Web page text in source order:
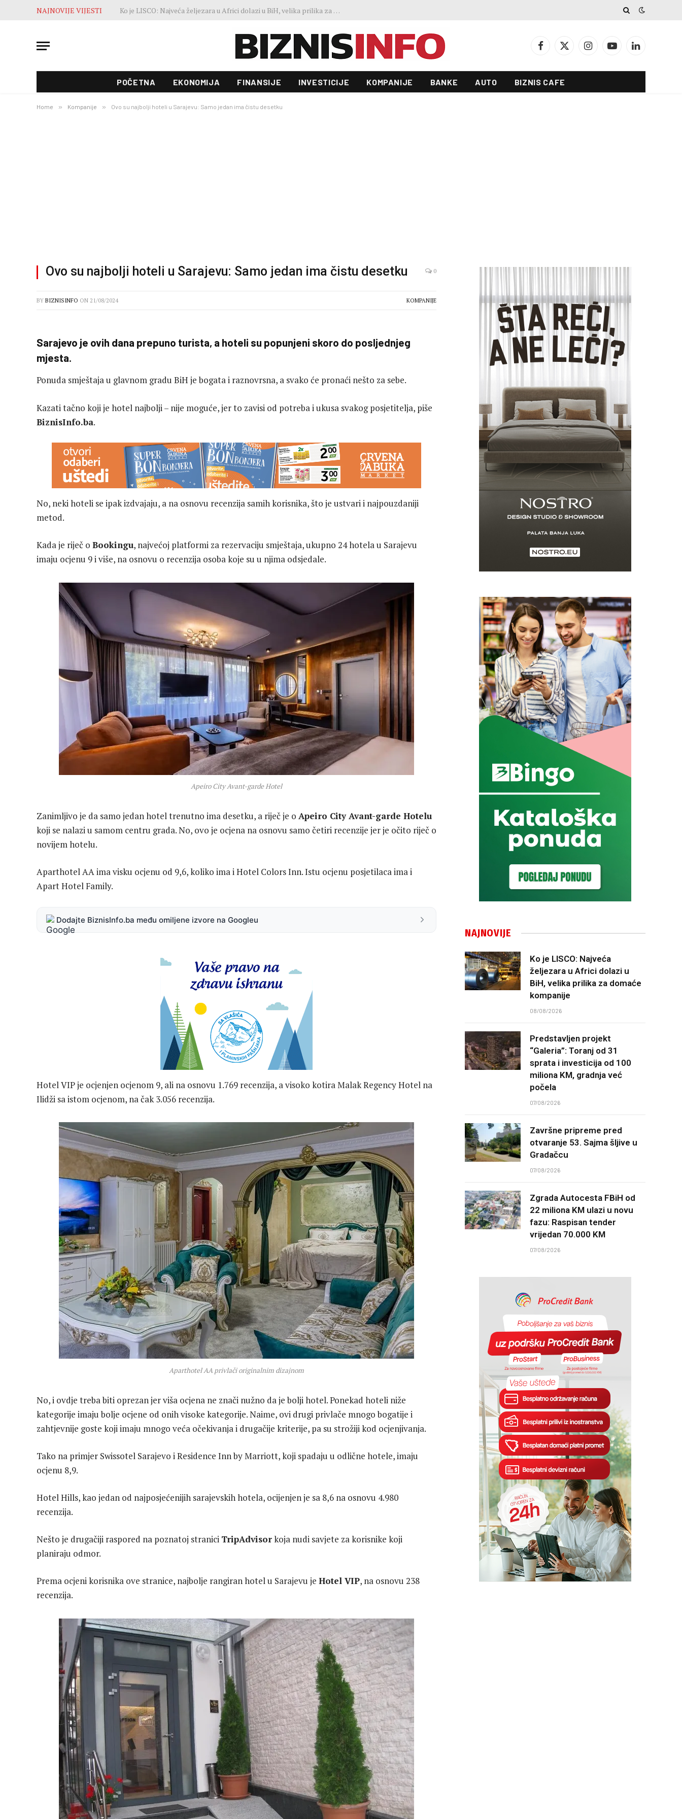
NAJNOVIJE VIJESTI Predstavljen projekt “Galeria”: Toranj od 31 sprata i investicija od 100 miliona KM, gradnja već počela
Facebook
X
InstagramYouTubeLinkedIn
POČETNA EKONOMIJA FINANSIJE INVESTICIJE KOMPANIJE BANKE AUTO BIZNIS CAFE
Home » Kompanije » Ovo su najbolji hoteli u Sarajevu: Samo jedan ima čistu desetku
Ovo su najbolji hoteli u Sarajevu: Samo jedan ima čistu desetku 0
BY BIZNISINFO ON 21/08/2024 KOMPANIJE
Sarajevo je ovih dana prepuno turista, a hoteli su popunjeni skoro do posljednjeg
mjesta.
Ponuda smještaja u glavnom gradu BiH je bogata i raznovrsna, a svako će pronaći nešto za sebe.
Kazati tačno koji je hotel najbolji – nije moguće, jer to zavisi od potreba i ukusa svakog posjetitelja, piše
BiznisInfo.ba.
No, neki hoteli se ipak izdvajaju, a na osnovu recenzija samih korisnika, što je ustvari i najpouzdaniji
metod.
Kada je riječ o Bookingu, najvećoj platformi za rezervaciju smještaja, ukupno 24 hotela u Sarajevu
imaju ocjenu 9 i više, na osnovu o recenzija osoba koje su u njima odsjedale.
Apeiro City Avant-garde Hotel
Zanimljivo je da samo jedan hotel trenutno ima desetku, a riječ je o Apeiro City Avant-garde Hotelu
koji se nalazi u samom centru grada. No, ovo je ocjena na osnovu samo četiri recenzije jer je očito riječ o
novijem hotelu.
Aparthotel AA ima visku ocjenu od 9,6, koliko ima i Hotel Colors Inn. Istu ocjenu posjetilaca ima i
Apart Hotel Family.
Dodajte BiznisInfo.ba među omiljene izvore na Googleu
Hotel VIP je ocjenjen ocjenom 9, ali na osnovu 1.769 recenzija, a visoko kotira Malak Regency Hotel na
Ilidži sa istom ocjenom, na čak 3.056 recenzija.
Aparthotel AA privlači originalnim dizajnom
No, i ovdje treba biti oprezan jer viša ocjena ne znači nužno da je bolji hotel. Ponekad hoteli niže
kategorije imaju bolje ocjene od onih visoke kategorije. Naime, ovi drugi privlače mnogo bogatije i
zahtjevnije goste koji imaju mnogo veća očekivanja i drugačije kriterije, pa su strožiji kod ocjenjivanja.
Tako na primjer Swissotel Sarajevo i Residence Inn by Marriott, koji spadaju u odlične hotele, imaju
ocjenu 8,9.
Hotel Hills, kao jedan od najposjećenijih sarajevskih hotela, ocijenjen je sa 8,6 na osnovu 4.980
recenzija.
Nešto je drugačiji raspored na poznatoj stranici TripAdvisorkoja nudi savjete za korisnike koji
planiraju odmor.
Prema ocjeni korisnika ove stranice, najbolje rangiran hotel u Sarajevu je Hotel VIP, na osnovu 238
recenzija.
NAJNOVIJE
Ko je LISCO: Najveća
željezara u Africi dolazi u
BiH, velika prilika za domaće
kompanije
08/08/2026
Predstavljen projekt
“Galeria”: Toranj od 31
sprata i investicija od 100
miliona KM, gradnja već
počela
07/08/2026
Završne pripreme pred
otvaranje 53. Sajma šljive u
Gradačcu
07/08/2026
Zgrada Autocesta FBiH od
22 miliona KM ulazi u novu
fazu: Raspisan tender
vrijedan 70.000 KM
07/08/2026